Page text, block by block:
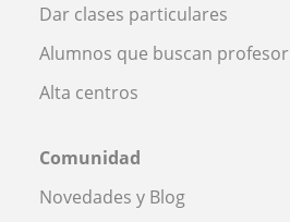
Dar clases particulares
Alumnos que buscan profesor
Alta centros
Comunidad
Novedades y Blog